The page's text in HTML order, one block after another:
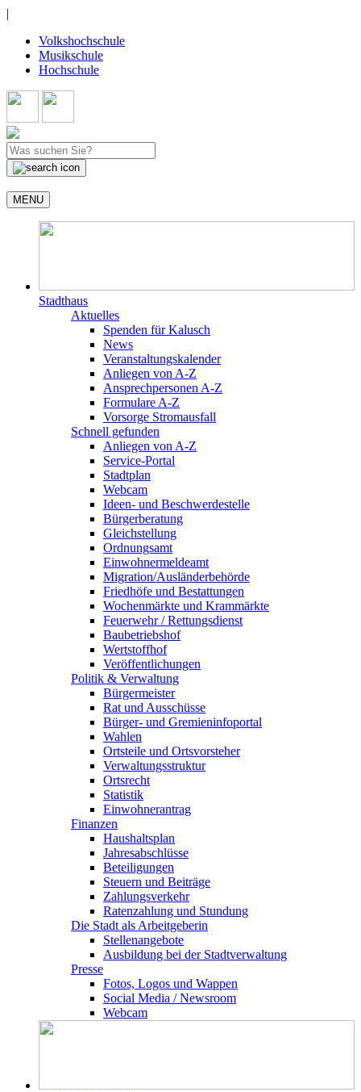
|
Volkshochschule
Musikschule
Hochschule
MENU
Stadthaus
Aktuelles
Spenden für Kalusch
News
Veranstaltungskalender
Anliegen von A-Z
Ansprechpersonen A-Z
Formulare A-Z
Vorsorge Stromausfall
Schnell gefunden
Anliegen von A-Z
Service-Portal
Stadtplan
Webcam
Ideen- und Beschwerdestelle
Bürgerberatung
Gleichstellung
Ordnungsamt
Einwohnermeldeamt
Migration/Ausländerbehörde
Friedhöfe und Bestattungen
Wochenmärkte und Krammärkte
Feuerwehr / Rettungsdienst
Baubetriebshof
Wertstoffhof
Veröffentlichungen
Politik & Verwaltung
Bürgermeister
Rat und Ausschüsse
Bürger- und Gremieninfoportal
Wahlen
Ortsteile und Ortsvorsteher
Verwaltungsstruktur
Ortsrecht
Statistik
Einwohnerantrag
Finanzen
Haushaltsplan
Jahresabschlüsse
Beteiligungen
Steuern und Beiträge
Zahlungsverkehr
Ratenzahlung und Stundung
Die Stadt als Arbeitgeberin
Stellenangebote
Ausbildung bei der Stadtverwaltung
Presse
Fotos, Logos und Wappen
Social Media / Newsroom
Webcam